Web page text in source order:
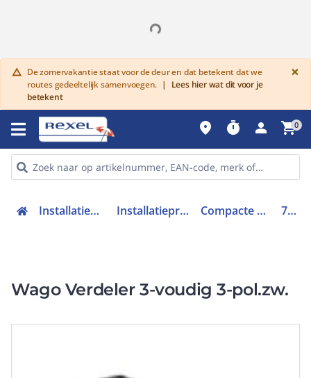
warning De zomervakantie staat voor de deur en dat betekent dat we
routes gedeeltelijk samenvoegen. |
Lees hier wat dit voor je
betekent
×
place timer person shopping_cart0
Installatiemateriaal en buizen Installatieproducten stekerbaar Compacte verdeler stekerbaar 770-607
Wago Verdeler 3-voudig 3-pol.zw.